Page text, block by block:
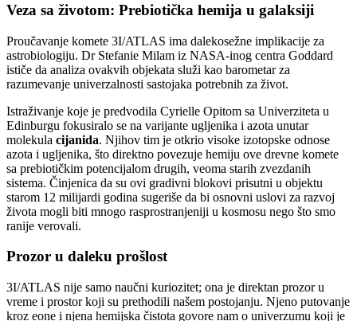
Veza sa životom: Prebiotička hemija u galaksiji
Proučavanje komete 3I/ATLAS ima dalekosežne implikacije za
astrobiologiju. Dr Stefanie Milam iz NASA-inog centra Goddard
ističe da analiza ovakvih objekata služi kao barometar za
razumevanje univerzalnosti sastojaka potrebnih za život.
Istraživanje koje je predvodila Cyrielle Opitom sa Univerziteta u
Edinburgu fokusiralo se na varijante ugljenika i azota unutar
molekula cijanida. Njihov tim je otkrio visoke izotopske odnose
azota i ugljenika, što direktno povezuje hemiju ove drevne komete
sa prebiotičkim potencijalom drugih, veoma starih zvezdanih
sistema. Činjenica da su ovi gradivni blokovi prisutni u objektu
starom 12 milijardi godina sugeriše da bi osnovni uslovi za razvoj
života mogli biti mnogo rasprostranjeniji u kosmosu nego što smo
ranije verovali.
Prozor u daleku prošlost
3I/ATLAS nije samo naučni kuriozitet; ona je direktan prozor u
vreme i prostor koji su prethodili našem postojanju. Njeno putovanje
kroz eone i njena hemijska čistota govore nam o univerzumu koji je